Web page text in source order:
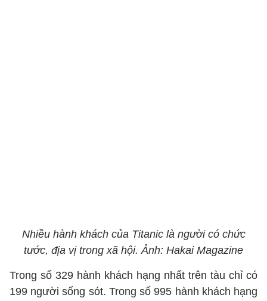
Nhiều hành khách của Titanic là người có chức
tước, địa vị trong xã hội. Ảnh: Hakai Magazine
Trong số 329 hành khách hạng nhất trên tàu chỉ có
199 người sống sót. Trong số 995 hành khách hạng